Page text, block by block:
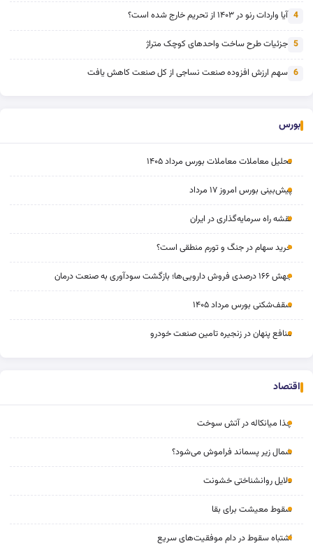
4 آیا واردات رنو در ۱۴۰۳ از تحریم خارج شده است؟
5 جزئیات طرح ساخت واحدهای کوچک متراژ
6 سهم ارزش افزوده صنعت نساجی از کل صنعت کاهش یافت
بورس
تحلیل معاملات معاملات بورس مرداد ۱۴۰۵
پیش‌بینی بورس امروز ۱۷ مرداد
نقشه راه سرمایه‌گذاری در ایران
خرید سهام در جنگ و تورم منطقی است؟
جهش ۱۶۶ درصدی فروش دارویی‌ها؛ بازگشت سودآوری به صنعت درمان
سقف‌شکنی بورس مرداد ۱۴۰۵
منافع پنهان در زنجیره تامین صنعت خودرو
اقتصاد
چذا میانکاله در آتش سوخت
شمال زیر پسماند فراموش می‌شود؟
دلایل روانشناختی خشونت
سقوط معیشت برای بقا
اشتباه سقوط در دام موفقیت‌های سریع